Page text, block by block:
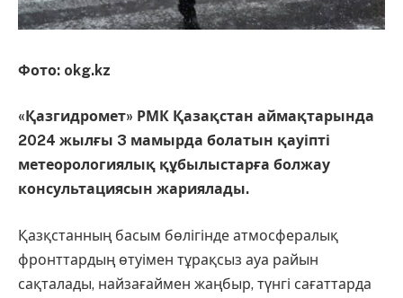
Фото: okg.kz
«Қазгидромет» РМК Қазақстан аймақтарында
2024 жылғы 3 мамырда болатын қауіпті
метеорологиялық құбылыстарға болжау
консультациясын жариялады.
Қазқстанның басым бөлігінде атмосфералық
фронттардың өтуімен тұрақсыз ауа райын
сақталады, найзағаймен жаңбыр, түнгі сағаттарда